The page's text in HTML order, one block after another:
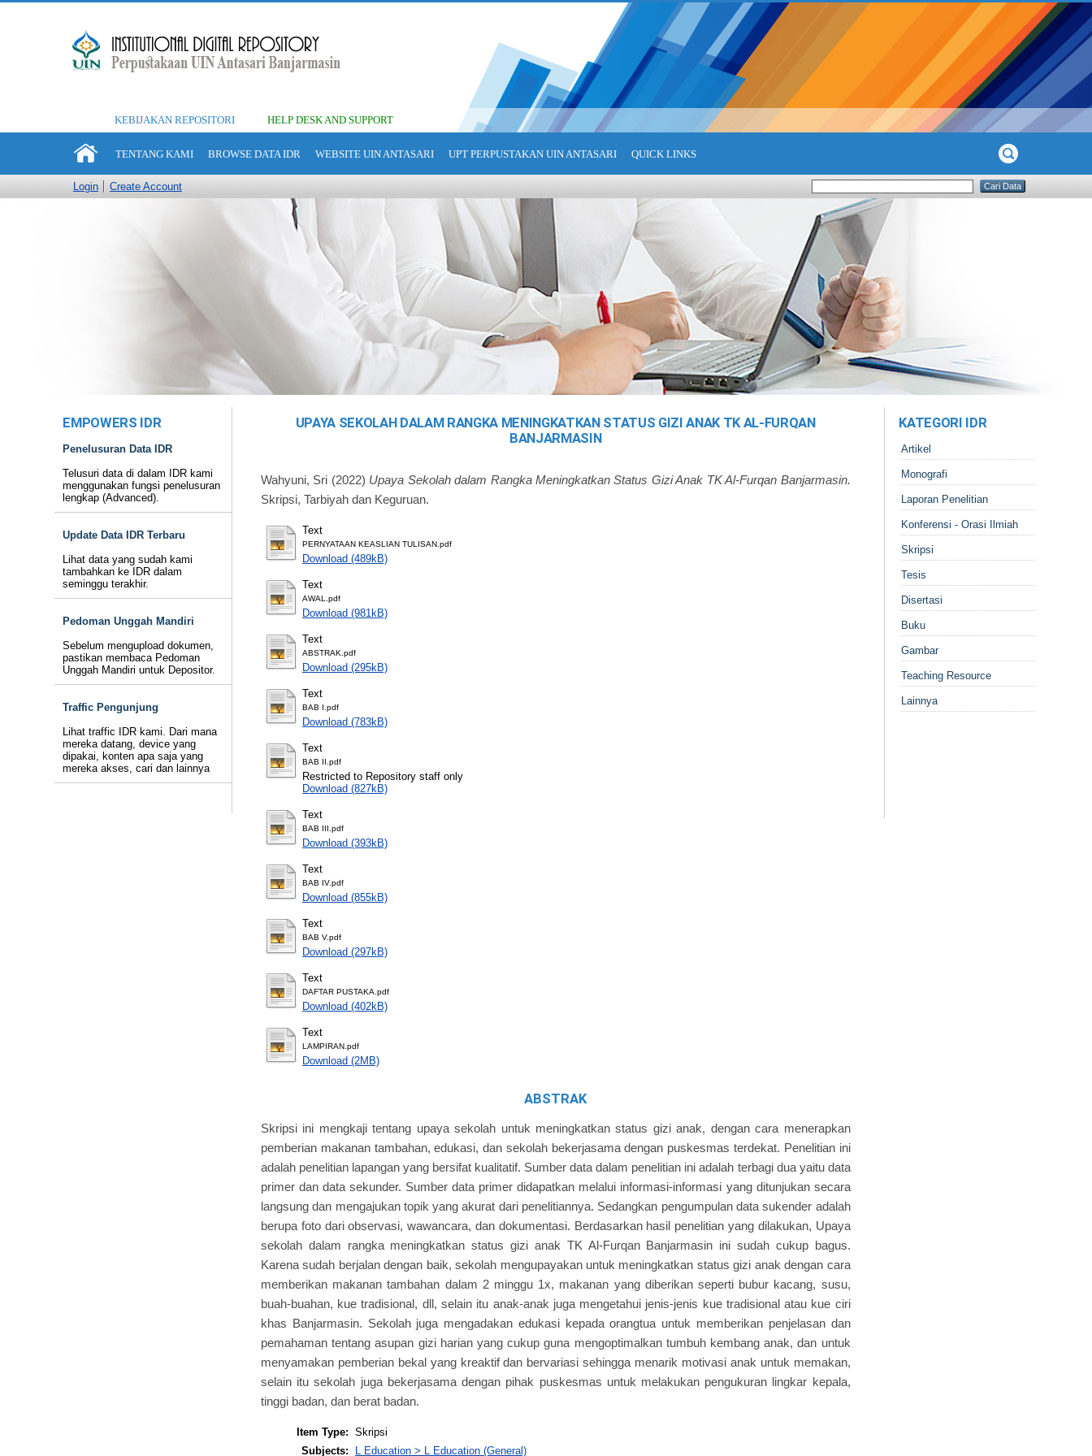
KEBIJAKAN REPOSITORI HELP DESK AND SUPPORT
TENTANG KAMI BROWSE DATA IDR WEBSITE UIN ANTASARI UPT PERPUSTAKAN UIN ANTASARI QUICK LINKS
Login Create Account
EMPOWERS IDR
Penelusuran Data IDR
Telusuri data di dalam IDR kami
menggunakan fungsi penelusuran
lengkap (Advanced).
Update Data IDR Terbaru
Lihat data yang sudah kami
tambahkan ke IDR dalam
seminggu terakhir.
Pedoman Unggah Mandiri
Sebelum mengupload dokumen,
pastikan membaca Pedoman
Unggah Mandiri untuk Depositor.
Traffic Pengunjung
Lihat traffic IDR kami. Dari mana
mereka datang, device yang
dipakai, konten apa saja yang
mereka akses, cari dan lainnya
UPAYA SEKOLAH DALAM RANGKA MENINGKATKAN STATUS GIZI ANAK TK AL-FURQAN
BANJARMASIN
Wahyuni, Sri (2022) Upaya Sekolah dalam Rangka Meningkatkan Status Gizi Anak TK Al-Furqan Banjarmasin.
Skripsi, Tarbiyah dan Keguruan.
Text
PERNYATAAN KEASLIAN TULISAN.pdf
Download (489kB)
Text
AWAL.pdf
Download (981kB)
Text
ABSTRAK.pdf
Download (295kB)
Text
BAB I.pdf
Download (783kB)
Text
BAB II.pdf
Restricted to Repository staff only
Download (827kB)
Text
BAB III.pdf
Download (393kB)
Text
BAB IV.pdf
Download (855kB)
Text
BAB V.pdf
Download (297kB)
Text
DAFTAR PUSTAKA.pdf
Download (402kB)
Text
LAMPIRAN.pdf
Download (2MB)
ABSTRAK
Skripsi ini mengkaji tentang upaya sekolah untuk meningkatkan status gizi anak, dengan cara menerapkan
pemberian makanan tambahan, edukasi, dan sekolah bekerjasama dengan puskesmas terdekat. Penelitian ini
adalah penelitian lapangan yang bersifat kualitatif. Sumber data dalam penelitian ini adalah terbagi dua yaitu data
primer dan data sekunder. Sumber data primer didapatkan melalui informasi-informasi yang ditunjukan secara
langsung dan mengajukan topik yang akurat dari penelitiannya. Sedangkan pengumpulan data sukender adalah
berupa foto dari observasi, wawancara, dan dokumentasi. Berdasarkan hasil penelitian yang dilakukan, Upaya
sekolah dalam rangka meningkatkan status gizi anak TK Al-Furqan Banjarmasin ini sudah cukup bagus.
Karena sudah berjalan dengan baik, sekolah mengupayakan untuk meningkatkan status gizi anak dengan cara
memberikan makanan tambahan dalam 2 minggu 1x, makanan yang diberikan seperti bubur kacang, susu,
buah-buahan, kue tradisional, dll, selain itu anak-anak juga mengetahui jenis-jenis kue tradisional atau kue ciri
khas Banjarmasin. Sekolah juga mengadakan edukasi kepada orangtua untuk memberikan penjelasan dan
pemahaman tentang asupan gizi harian yang cukup guna mengoptimalkan tumbuh kembang anak, dan untuk
menyamakan pemberian bekal yang kreaktif dan bervariasi sehingga menarik motivasi anak untuk memakan,
selain itu sekolah juga bekerjasama dengan pihak puskesmas untuk melakukan pengukuran lingkar kepala,
tinggi badan, dan berat badan.
Item Type: Skripsi
Subjects:
L Education > L Education (General)
KATEGORI IDR
Artikel
Monografi
Laporan Penelitian
Konferensi - Orasi Ilmiah
Skripsi
Tesis
Disertasi
Buku
Gambar
Teaching Resource
Lainnya